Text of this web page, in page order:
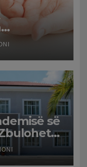
diabeti
së